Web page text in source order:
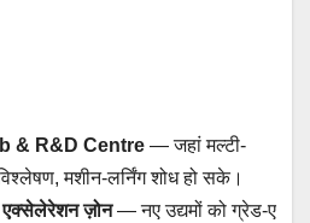
& R&D Centre — जहां मल्टी-
मशीन-लर्निंग शोध हो सके।
एक्सेलेरेशन ज़ोन— नए उद्यमों को ग्रेड-ए